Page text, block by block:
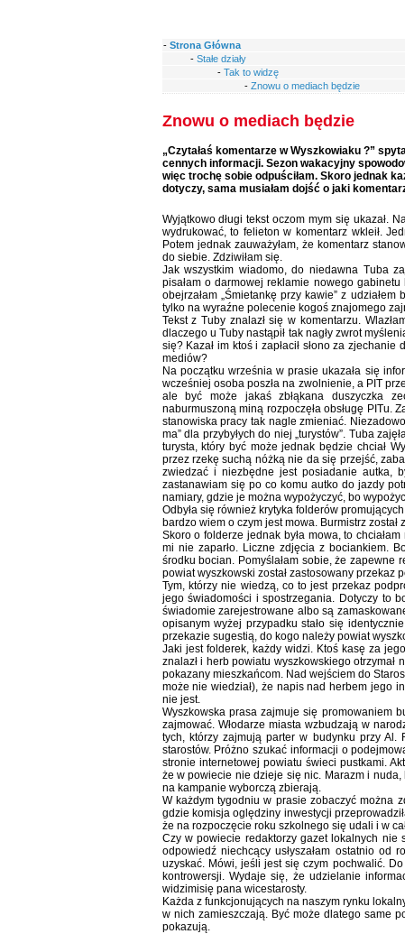
- Strona Główna
- Stałe działy
- Tak to widzę
- Znowu o mediach będzie
Znowu o mediach będzie
„Czytałaś komentarze w Wyszkowiaku ?”
cennych informacji. Sezon wakacyjny
więc trochę sobie odpuściłam. Skoro jednak
dotyczy, sama musiałam dojść o jaki
Wyjątkowo długi tekst oczom mym się ukazał.
wydrukować, to felieton w komentarz wkleił.
Potem jednak zauważyłam, że komentarz
do siebie. Zdziwiłam się.
Jak wszystkim wiadomo, do niedawna Tuba
pisałam o darmowej reklamie nowego
obejrzałam „Śmietankę przy kawie” z
tylko na wyraźne polecenie kogoś znajomego
Tekst z Tuby znalazł się w komentarzu.
dlaczego u Tuby nastąpił tak nagły zwrot
się? Kazał im ktoś i zapłacił słono za
mediów?
Na początku września w prasie ukazała się
wcześniej osoba poszła na zwolnienie, a PIT
ale być może jakaś zbłąkana duszyczka
naburmuszoną miną rozpoczęła obsługę
stanowiska pracy tak nagle zmieniać.
ma” dla przybyłych do niej „turystów”. Tuba
turysta, który być może jednak będzie chciał
przez rzekę suchą nóżką nie da się przejść,
zwiedzać i niezbędne jest posiadanie autka,
zastanawiam się po co komu autko do jazdy
namiary, gdzie je można wypożyczyć, bo
Odbyła się również krytyka folderów
bardzo wiem o czym jest mowa. Burmistrz
Skoro o folderze jednak była mowa, to
mi nie zaparło. Liczne zdjęcia z bociankiem.
środku bocian. Pomyślałam sobie, że zapewne
powiat wyszkowski został zastosowany przekaz
Tym, którzy nie wiedzą, co to jest przekaz
jego świadomości i spostrzegania. Dotyczy to
świadomie zarejestrowane albo są
opisanym wyżej przypadku stało się
przekazie sugestią, do kogo należy powiat
Jaki jest folderek, każdy widzi. Ktoś kasę za
znalazł i herb powiatu wyszkowskiego otrzymał
pokazany mieszkańcom. Nad wejściem do
może nie wiedział), że napis nad herbem jego
nie jest.
Wyszkowska prasa zajmuje się promowaniem
zajmować. Włodarze miasta wzbudzają w
tych, którzy zajmują parter w budynku przy
starostów. Próżno szukać informacji o
stronie internetowej powiatu świeci pustkami.
że w powiecie nie dzieje się nic. Marazm i
na kampanie wyborczą zbierają.
W każdym tygodniu w prasie zobaczyć można
gdzie komisja oględziny inwestycji
że na rozpoczęcie roku szkolnego się udali i w
Czy w powiecie redaktorzy gazet lokalnych
odpowiedź niechcący usłyszałam ostatnio od
uzyskać. Mówi, jeśli jest się czym pochwalić.
kontrowersji. Wydaje się, że udzielanie
widzimisię pana wicestarosty.
Każda z funkcjonujących na naszym rynku
w nich zamieszczają. Być może dlatego same
pokazują.